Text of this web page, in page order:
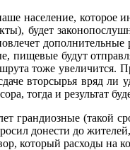
население,
будет
будут
тоже
вторсырья вряд
тогда и результат
(такой
донести до
который расходы на